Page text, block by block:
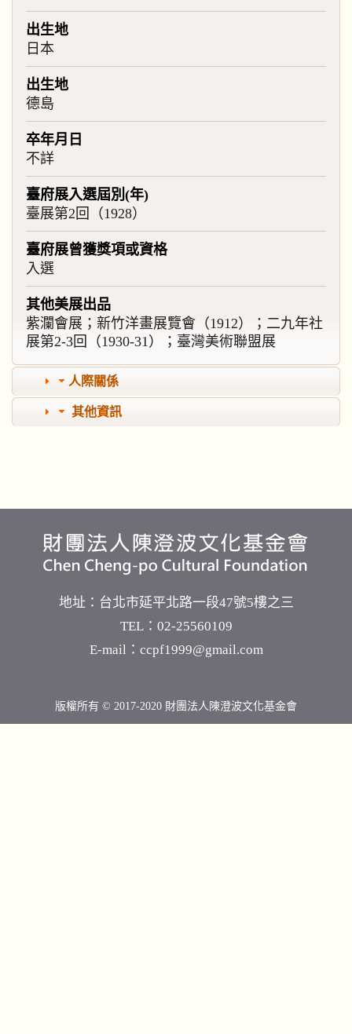
出生地
日本
出生地
德島
卒年月日
不詳
臺府展入選屆別(年)
臺展第2回（1928）
臺府展曾獲獎項或資格
入選
其他美展出品
紫瀾會展；新竹洋畫展覽會（1912）；二九年社
展第2-3回（1930-31）；臺灣美術聯盟展
人際關係
其他資訊
地址： 台北市延平北路一段47號5樓之三
TEL：02-25560109
E-mail： ccpf1999@gmail.com
版權所有 © 2017-2020 財團法人陳澄波文化基金會